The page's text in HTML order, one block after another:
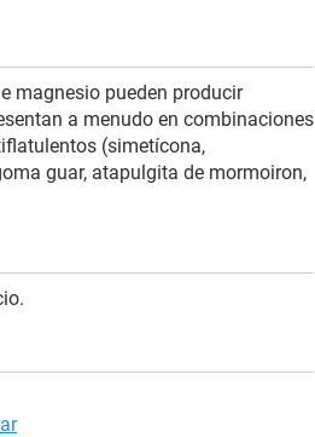
magnesio pueden producir
a menudo en combinaciones
(simetícona,
guar, atapulgita de mormoiron,